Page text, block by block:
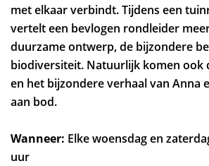
met elkaar verbindt. Tijdens een
vertelt een bevlogen rondleider
duurzame ontwerp, de bijzondere
biodiversiteit. Natuurlijk komen ook
en het bijzondere verhaal van Anna
aan bod.
Wanneer: Elke woensdag en
uur